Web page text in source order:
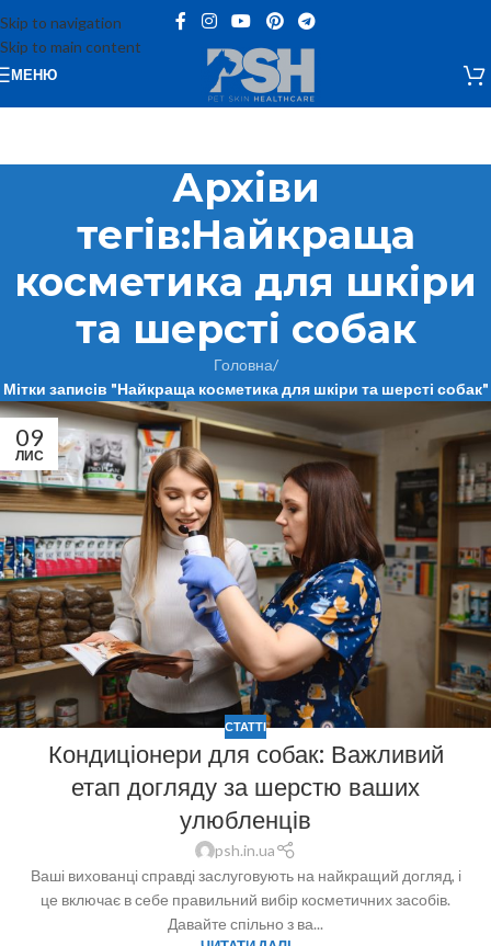
Skip to navigation
Skip to main content
МЕНЮ
Архіви
тегів:Найкраща
косметика для шкіри
та шерсті собак
Головна/
Мітки записів "Найкраща косметика для шкіри та шерсті собак"
09
ЛИС
СТАТТІ
Кондиціонери для собак: Важливий
етап догляду за шерстю ваших
улюбленців
psh.in.ua
Ваші вихованці справді заслуговують на найкращий догляд, і
це включає в себе правильний вибір косметичних засобів.
Давайте спільно з ва...